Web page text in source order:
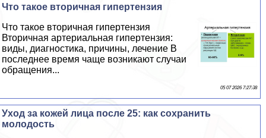
Что такое вторичная гипертензия
Что такое вторичная гипертензия
Вторичная артериальная гипертензия:
виды, диагностика, причины, лечение В
последнее время чаще возникают случаи
обращения...
05 07 2026 7:27:38
Уход за кожей лица после 25: как сохранить
молодость